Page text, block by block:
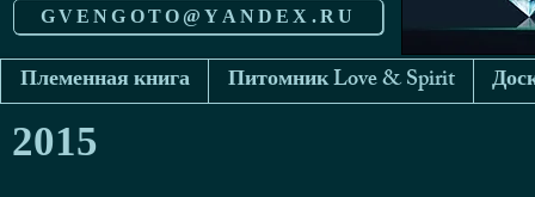
GVENGOTO@YANDEX.RU
Племенная книга Питомник Love & Spirit
2015